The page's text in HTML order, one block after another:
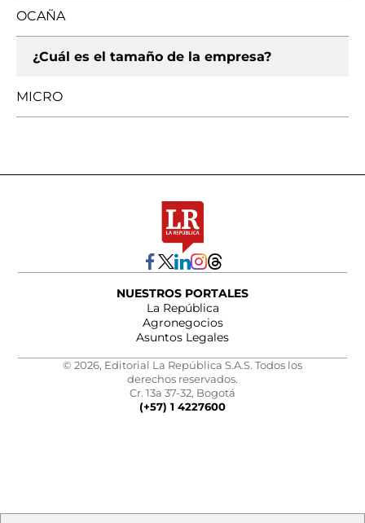
OCAÑA
¿Cuál es el tamaño de la empresa?
MICRO
NUESTROS PORTALES
La República
Agronegocios
Asuntos Legales
© 2026, Editorial La República S.A.S. Todos los
derechos reservados.
Cr. 13a 37-32, Bogotá
(+57) 1 4227600